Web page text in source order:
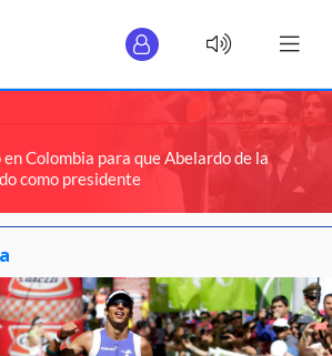
Colombia para que Abelardo de la
como presidente